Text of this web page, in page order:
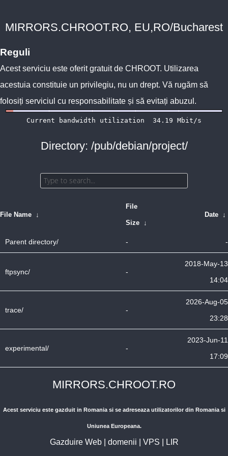
MIRRORS.CHROOT.RO, EU,RO/Bucharest
Reguli
Acest serviciu este oferit gratuit de CHROOT. Utilizarea
acestuia constituie un privilegiu, nu un drept. Vă rugăm să
folosiți serviciul cu responsabilitate și să evitați abuzul.
Directory: /pub/debian/project/
File Name ↓
File
Size ↓
Date ↓
Parent directory/ - -
ftpsync/ -
2018-May-13
14:04
trace/ -
2026-Aug-05
23:28
experimental/ -
2023-Jun-11
17:09
MIRRORS.CHROOT.RO
Acest serviciu este gazduit in Romania si se adreseaza utilizatorilor din Romania si
Uniunea Europeana.
Gazduire Web| domenii VPS LIR